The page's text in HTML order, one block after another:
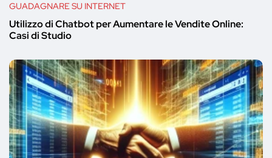
GUADAGNARE SU INTERNET
Utilizzo di Chatbot per Aumentare le Vendite Online:
Casi di Studio